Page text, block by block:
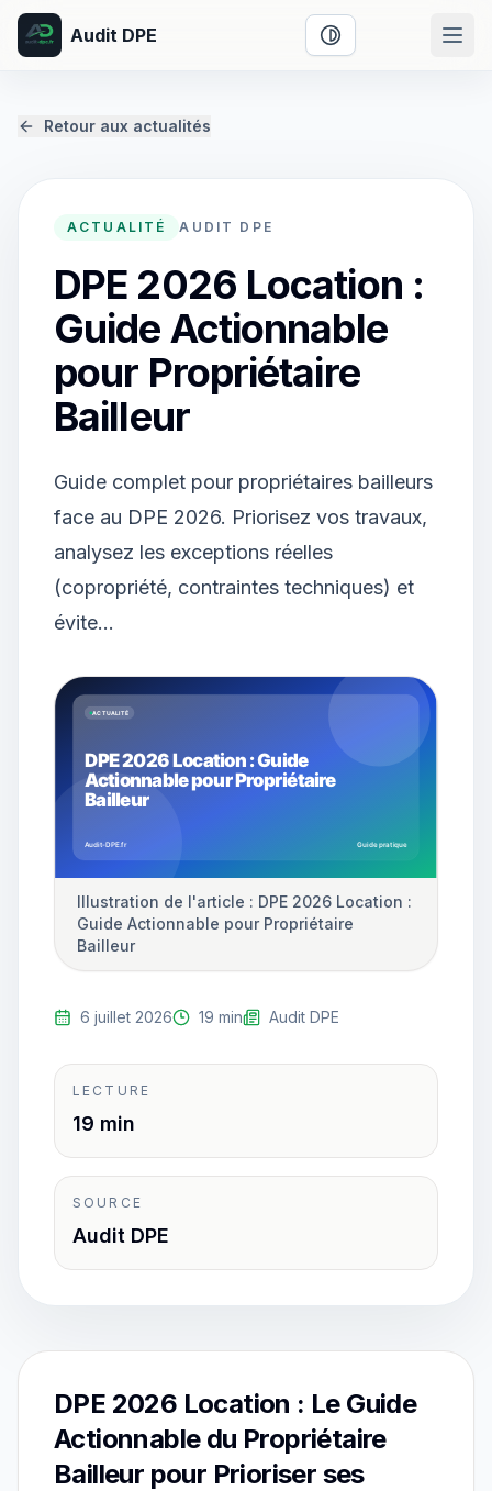
Audit DPE Activer le mode
Retour aux actualités
ACTUALITÉ AUDIT DPE
DPE 2026 Location :
Guide Actionnable
pour Propriétaire
Bailleur
Guide complet pour propriétaires bailleurs
face au DPE 2026. Priorisez vos travaux,
analysez les exceptions réelles
(copropriété, contraintes techniques) et
évite…
Illustration de l'article : DPE 2026 Location :
Guide Actionnable pour Propriétaire
Bailleur
6 juillet 2026 19 min Audit DPE
LECTURE
19 min
SOURCE
Audit DPE
DPE 2026 Location : Le Guide
Actionnable du Propriétaire
Bailleur pour Prioriser ses